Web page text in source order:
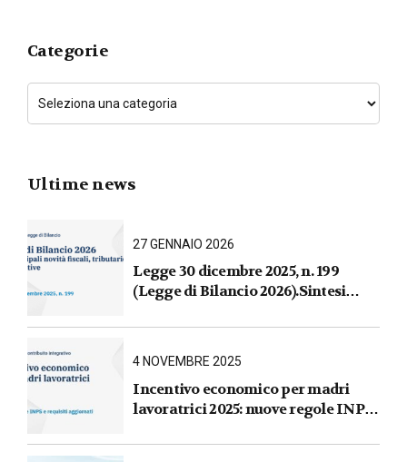
Categorie
Ultime news
27 GENNAIO 2026
Legge 30 dicembre 2025, n. 199
(Legge di Bilancio 2026).Sintesi
fiscali, tributarie, contributive e per
4 NOVEMBRE 2025
Incentivo economico per madri
lavoratrici 2025: nuove regole INPS